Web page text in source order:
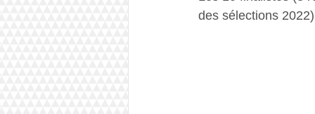
des sélections